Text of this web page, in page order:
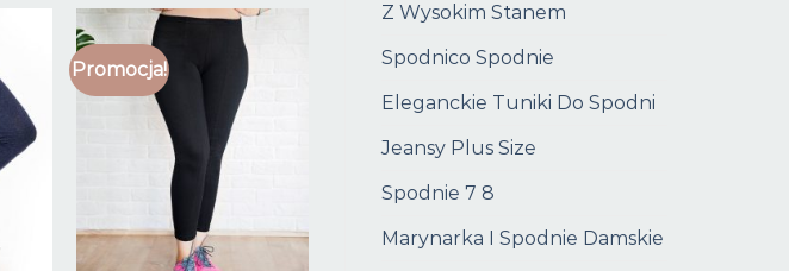
Z Wysokim Stanem
Spodnico Spodnie
Eleganckie Tuniki Do Spodni
Jeansy Plus Size
Spodnie 7 8
Marynarka I Spodnie Damskie
Promocja!